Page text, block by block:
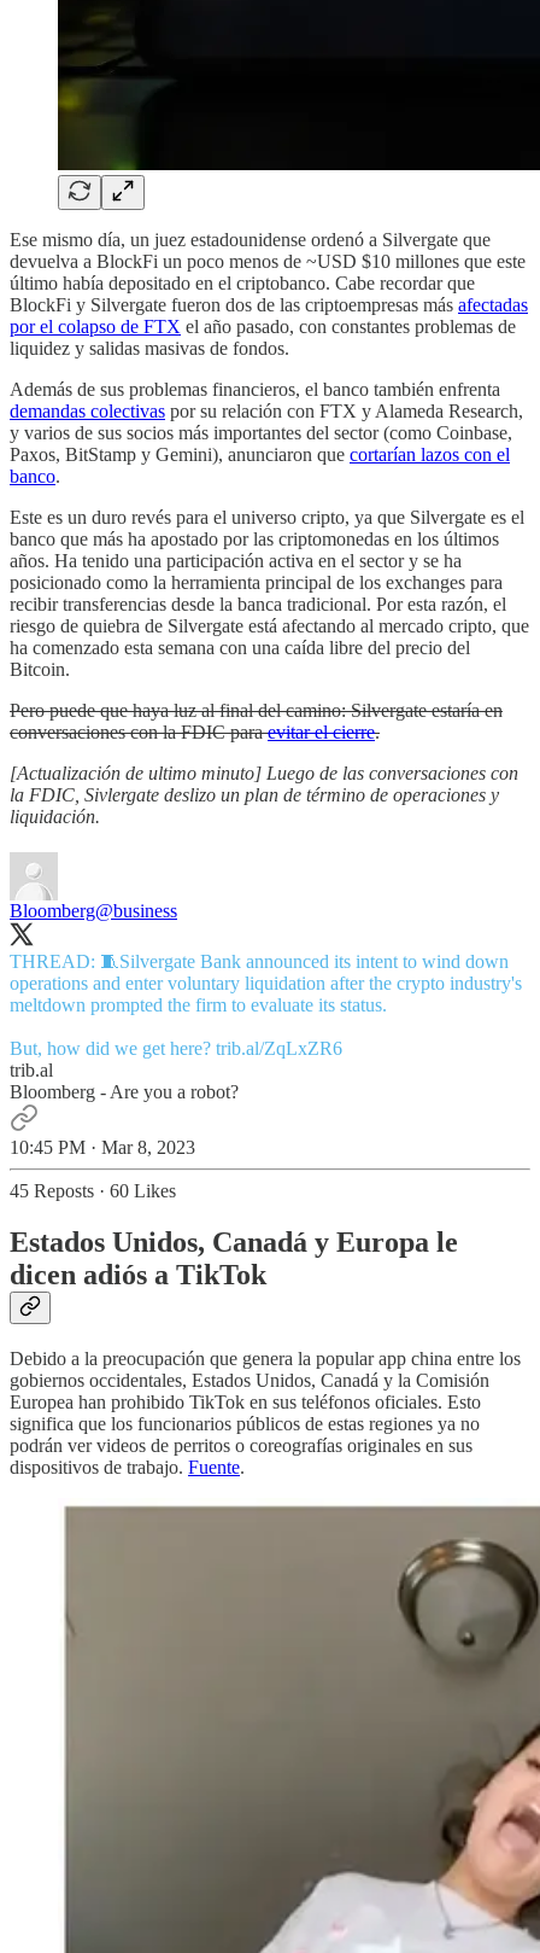
Ese mismo día, un juez estadounidense ordenó a Silvergate que
devuelva a BlockFi un poco menos de ~USD $10 millones que este
último había depositado en el criptobanco. Cabe recordar que
BlockFi y Silvergate fueron dos de las criptoempresas más afectadas
por el colapso de FTX el año pasado, con constantes problemas de
liquidez y salidas masivas de fondos.
Además de sus problemas financieros, el banco también enfrenta
demandas colectivas por su relación con FTX y Alameda Research,
y varios de sus socios más importantes del sector (como Coinbase,
Paxos, BitStamp y Gemini), anunciaron que cortarían lazos con el
banco.
Este es un duro revés para el universo cripto, ya que Silvergate es el
banco que más ha apostado por las criptomonedas en los últimos
años. Ha tenido una participación activa en el sector y se ha
posicionado como la herramienta principal de los exchanges para
recibir transferencias desde la banca tradicional. Por esta razón, el
riesgo de quiebra de Silvergate está afectando al mercado cripto, que
ha comenzado esta semana con una caída libre del precio del
Bitcoin.
Pero puede que haya luz al final del camino: Silvergate estaría en
conversaciones con la FDIC paraevitar el cierre.
[Actualización de ultimo minuto] Luego de las conversaciones con
la FDIC, Sivlergate deslizo un plan de término de operaciones y
liquidación.
Bloomberg@business
THREAD: 🧵Silvergate Bank announced its intent to wind down
operations and enter voluntary liquidation after the crypto industry's
meltdown prompted the firm to evaluate its status.
But, how did we get here? trib.al/ZqLxZR6
trib.al
Bloomberg - Are you a robot?
10:45 PM · Mar 8, 2023
45 Reposts · 60 Likes
Estados Unidos, Canadá y Europa le
dicen adiós a TikTok
Debido a la preocupación que genera la popular app china entre los
gobiernos occidentales, Estados Unidos, Canadá y la Comisión
Europea han prohibido TikTok en sus teléfonos oficiales. Esto
significa que los funcionarios públicos de estas regiones ya no
podrán ver videos de perritos o coreografías originales en sus
dispositivos de trabajo. Fuente.